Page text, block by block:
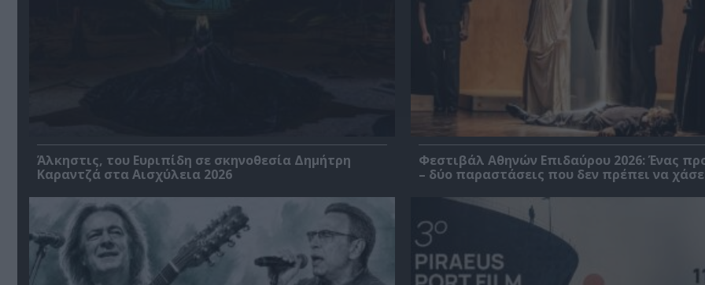
Άλκηστις, του Ευριπίδη σε σκηνοθεσία Δημήτρη
Καραντζά στα Αισχύλεια 2026
Φεστιβάλ Αθηνών Επιδαύρου 2026: Ένας
– δύο παραστάσεις που δεν πρέπει να